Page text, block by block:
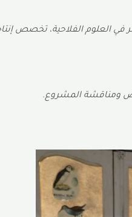
الماستر في العلوم الفلاحية،
عرض ومناقشة المشروع.